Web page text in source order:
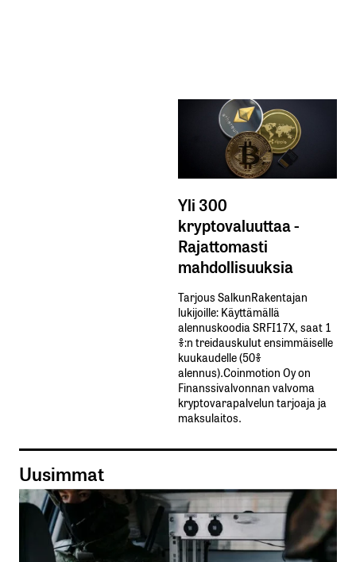
Yli 300
kryptovaluuttaa -
Rajattomasti
mahdollisuuksia
Tarjous SalkunRakentajan
lukijoille: Käyttämällä​ ​
alennuskoodia​ ​SRFI17X,​ ​saat​ ​1
%:n treidauskulut​ ​ensimmäiselle​ ​
kuukaudelle​ ​(50%​ ​
alennus).Coinmotion Oy on
Finanssivalvonnan valvoma
kryptovarapalvelun tarjoaja ja
maksulaitos.
Uusimmat